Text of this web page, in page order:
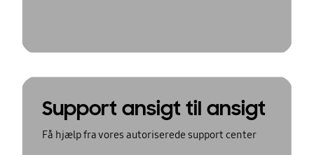
Support ansigt til ansigt
Få hjælp fra vores autoriserede support center